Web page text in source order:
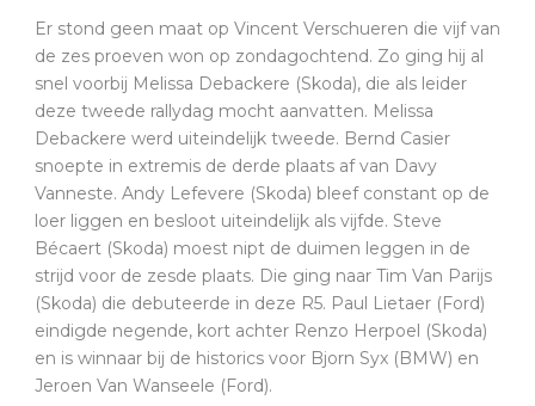
Er stond geen maat op Vincent Verschueren die vijf van
de zes proeven won op zondagochtend. Zo ging hij al
snel voorbij Melissa Debackere (Skoda), die als leider
deze tweede rallydag mocht aanvatten. Melissa
Debackere werd uiteindelijk tweede. Bernd Casier
snoepte in extremis de derde plaats af van Davy
Vanneste. Andy Lefevere (Skoda) bleef constant op de
loer liggen en besloot uiteindelijk als vijfde. Steve
Bécaert (Skoda) moest nipt de duimen leggen in de
strijd voor de zesde plaats. Die ging naar Tim Van Parijs
(Skoda) die debuteerde in deze R5. Paul Lietaer (Ford)
eindigde negende, kort achter Renzo Herpoel (Skoda)
en is winnaar bij de historics voor Bjorn Syx (BMW) en
Jeroen Van Wanseele (Ford).